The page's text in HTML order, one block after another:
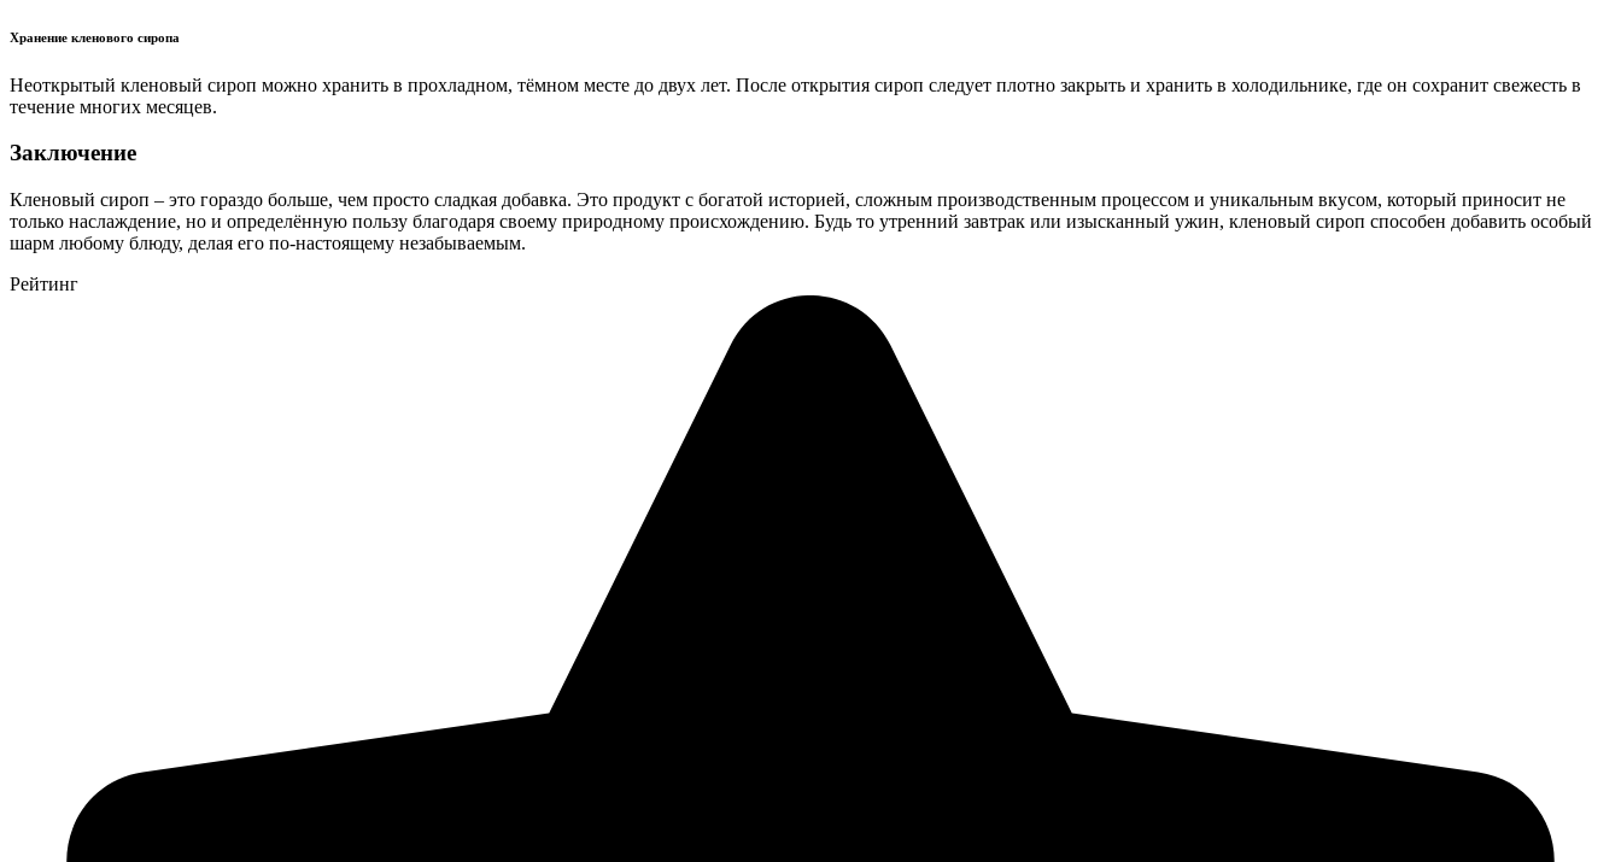
Хранение кленового сиропа
Неоткрытый кленовый сироп можно хранить в прохладном, тёмном месте до двух лет. После открытия сироп следует плотно закрыть и хранить в холодильнике, где он сохранит свежесть в
течение многих месяцев.
Заключение
Кленовый сироп – это гораздо больше, чем просто сладкая добавка. Это продукт с богатой историей, сложным производственным процессом и уникальным вкусом, который приносит не
только наслаждение, но и определённую пользу благодаря своему природному происхождению. Будь то утренний завтрак или изысканный ужин, кленовый сироп способен добавить особый
шарм любому блюду, делая его по-настоящему незабываемым.
Рейтинг